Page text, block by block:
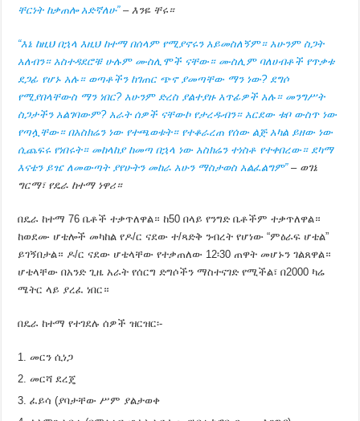
ቸርነት ከቃጠሎ አድኛለሁ”– እንዬ ቸሩ።
“እኔ ከዚህ በኋላ እዚህ ከተማ በሰላም የሚያኖሩን አይመስለኝም። አሁንም ስጋት
አለብን። አስተዳደሮቹ ሁሉም ሙስሊሞች ናቸው። ሙስሊም ባለሀብቶች የጥቃቱ
ደጋፊ የሆኑ አሉ። ወጣቶችን ከገጠር ጭኖ ያመጣቸው ማን ነው? ደግሶ
የሚያበላቸውስ ማን ነበር? አሁንም ድረስ ያልተያዙ አጥፊዎች አሉ። መንግሥት
ስጋታችን አልገባውም? አራት ሰዎች ናቸውኮ የታረዱብን። አርደው ቱቦ ውስጥ ነው
የጣሏቸው። በአስክሬን ነው የተጫወቱት። የተቆራረጠ የሰው ልጅ አካል ይዘው ነው
ሲጨፍሩ የነበሩት። መከላከያ ከመጣ በኋላ ነው አስክሬን ተነስቶ የተቀበረው። ደካማ
እናቴን ይዤ ለመውጣት ያየሁትን መከራ አሁን ማስታወስ አልፈልግም”– ወገኔ
ግርማ፣ የዴራ ከተማ ነዋሪ።
በዴራ ከተማ 76 ቤቶች ተቃጥለዋል። ከ50 በላይ የንግድ ቤቶችም ተቃጥለዋል።
ከወደሙ ሆቴሎች መካከል የዶ/ር ናደው ተ/ጻድቅ ንብረት የሆነው “ምዕራፍ ሆቴል”
ይገኝበታል። ዶ/ር ናደው ሆቴላቸው የተቃጠለው 12፡30 ጠዋት መሆኑን ገልጸዋል።
ሆቴላቸው በአንድ ጊዜ አራት የሰርግ ድግሶችን ማስተናገድ የሚችል፣ በ2000 ካሬ
ሜትር ላይ ያረፈ ነበር።
በዴራ ከተማ የተገደሉ ሰዎች ዝርዝር፡-
መርን ሲነጋ
መርሻ ደረጄ
ፈይሳ (ያባታቸው ሥም ያልታወቀ